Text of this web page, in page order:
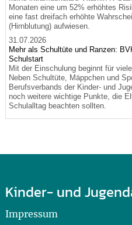
Monaten eine um 52% erhöhtes
eine fast dreifach erhöhte
(Hirnblutung) aufwiesen.
31.07.2026
Mehr als Schultüte und Ranzen:
Schulstart
Mit der Einschulung beginnt für
Neben Schultüte, Mäppchen und
Berufsverbands der Kinder- und
noch weitere wichtige Punkte, die
Schulalltag beachten sollten.
Kinder- und
Impressum